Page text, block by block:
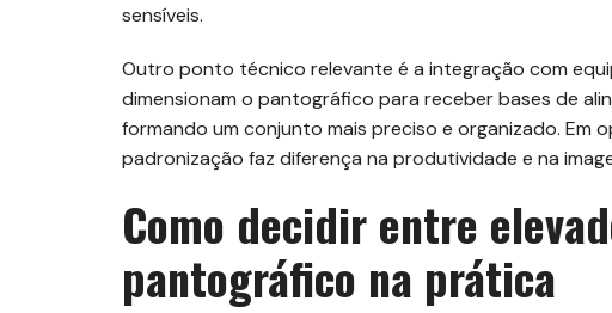
sensíveis.
Outro ponto técnico relevante é a integração com
dimensionam o pantográfico para receber bases de
formando um conjunto mais preciso e organizado. Em
padronização faz diferença na produtividade e na
Como decidir entre
pantográfico na prática